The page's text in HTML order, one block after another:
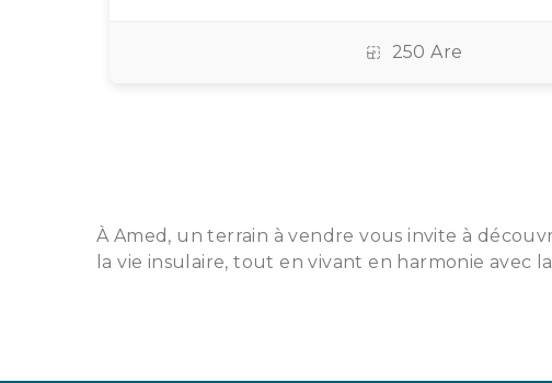
250 Are
À Amed, un terrain à vendre vous invite à
la vie insulaire, tout en vivant en harmonie avec